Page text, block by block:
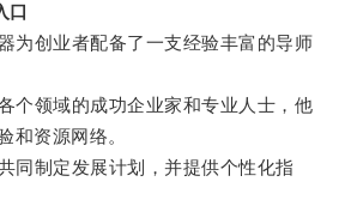
口
创业者配备了一支经验丰富的导师
领域的成功企业家和专业人士，他
和资源网络。
制定发展计划，并提供个性化指